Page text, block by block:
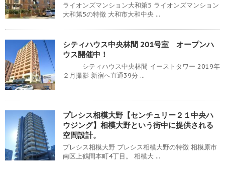
ライオンズマンション大和第5 ライオンズマンション
大和第5の特徴 大和市大和中央 ...
シティハウス中央林間 201号室 オープンハ
ウス開催中！
シティハウス中央林間 イーストタワー 2019年
２月撮影 新宿へ直通39分 ...
プレシス相模大野【センチュリー２１中央ハ
ウジング】相模大野という街中に提供される
空間設計。
プレシス相模大野 プレシス相模大野の特徴 相模原市
南区上鶴間本町4丁目。 相模大 ...